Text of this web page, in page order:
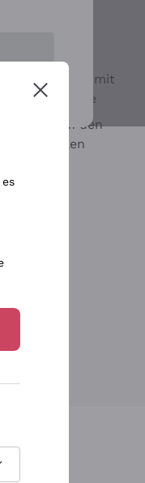
Sulfit oder mit
Sulfite
auf den